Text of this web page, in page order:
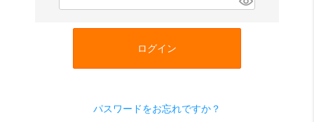
ログイン
パスワードをお忘れですか？